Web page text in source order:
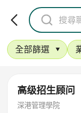
全部篩選
高级招生顾问
深港管理學院